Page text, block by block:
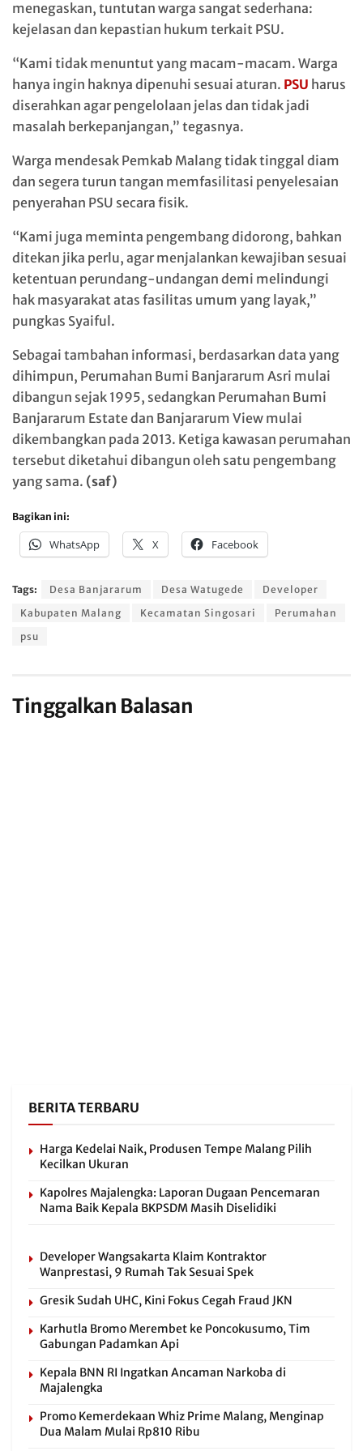
menegaskan, tuntutan warga sangat sederhana:
kejelasan dan kepastian hukum terkait PSU.
“Kami tidak menuntut yang macam-macam. Warga
hanya ingin haknya dipenuhi sesuai aturan. PSU harus
diserahkan agar pengelolaan jelas dan tidak jadi
masalah berkepanjangan,” tegasnya.
Warga mendesak Pemkab Malang tidak tinggal diam
dan segera turun tangan memfasilitasi penyelesaian
penyerahan PSU secara fisik.
“Kami juga meminta pengembang didorong, bahkan
ditekan jika perlu, agar menjalankan kewajiban sesuai
ketentuan perundang-undangan demi melindungi
hak masyarakat atas fasilitas umum yang layak,”
pungkas Syaiful.
Sebagai tambahan informasi, berdasarkan data yang
dihimpun, Perumahan Bumi Banjararum Asri mulai
dibangun sejak 1995, sedangkan Perumahan Bumi
Banjararum Estate dan Banjararum View mulai
dikembangkan pada 2013. Ketiga kawasan perumahan
tersebut diketahui dibangun oleh satu pengembang
yang sama. (saf)
Bagikan ini:
WhatsApp X Facebook
Tags: Desa Banjararum Desa Watugede
Developer
Kabupaten Malang
Kecamatan Singosari
Perumahan
psu
Tinggalkan Balasan
BERITA TERBARU
Harga Kedelai Naik, Produsen Tempe Malang Pilih
Kecilkan Ukuran
Kapolres Majalengka: Laporan Dugaan Pencemaran
Nama Baik Kepala BKPSDM Masih Diselidiki
Developer Wangsakarta Klaim Kontraktor
Wanprestasi, 9 Rumah Tak Sesuai Spek
Gresik Sudah UHC, Kini Fokus Cegah Fraud JKN
Karhutla Bromo Merembet ke Poncokusumo, Tim
Gabungan Padamkan Api
Kepala BNN RI Ingatkan Ancaman Narkoba di
Majalengka
Promo Kemerdekaan Whiz Prime Malang, Menginap
Dua Malam Mulai Rp810 Ribu